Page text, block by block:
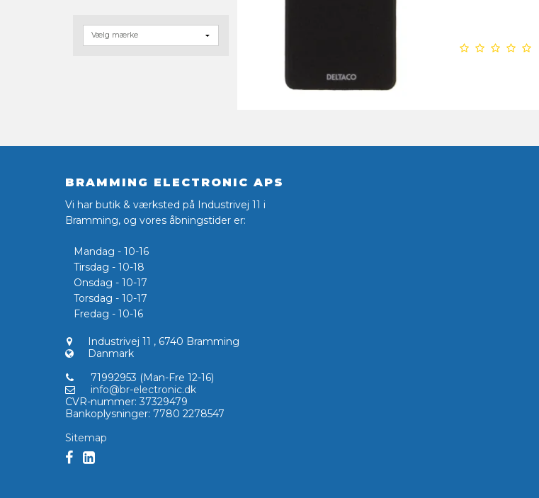
BRAMMING ELECTRONIC APS
Vi har butik & værksted på Industrivej 11 i
Bramming, og vores åbningstider er:
Mandag - 10-16
Tirsdag - 10-18
Onsdag - 10-17
Torsdag - 10-17
Fredag - 10-16
Industrivej 11 , 6740 Bramming
Danmark
71992953 (Man-Fre 12-16)
info@br-electronic.dk
CVR-nummer: 37329479
Bankoplysninger: 7780 2278547
Sitemap